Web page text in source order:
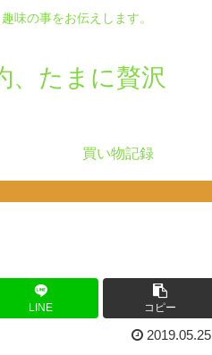
味の事をお伝えします。
、たまに贅沢
買い物記録
LINE コピー
2019.05.25